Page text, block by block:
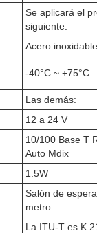
Se aplicará el
siguiente:
Acero inoxidable
-40°C ~ +75°C
Las demás:
12 a 24 V
10/100 Base T
Auto Mdix
1.5W
Salón de
metro
La ITU-T es